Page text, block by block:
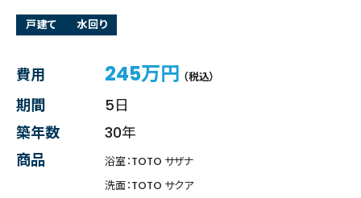
戸建て 水回り
費用 245万円 （税込）
期間
5日
築年数
30年
商品
浴室：TOTO サザナ
洗面：TOTO サクア